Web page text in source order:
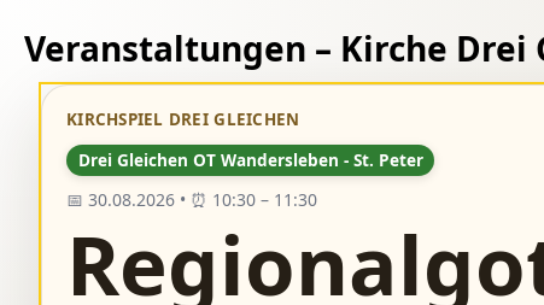
Veranstaltungen – Kirche Drei
KIRCHSPIEL DREI GLEICHEN
Drei Gleichen OT Wandersleben - St. Peter
📅 30.08.2026 • ⏰ 10:30 – 11:30